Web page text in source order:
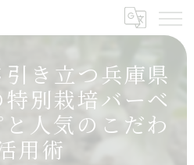
き立つ兵庫県
別栽培バーベ
人気のこだわ
用術